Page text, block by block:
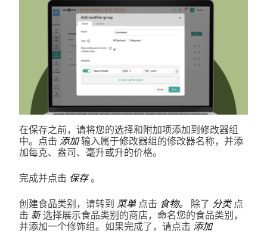
在保存之前，请将您的选择和附加项添加到修改器组
中。点击 添加输入属于修改器组的修改器名称，并添
加每克、盎司、毫升或升的价格。
完成并点击 保存。
创建食品类别，请转到 菜单 点击 食物。 除了 分类点
击 新选择展示食品类别的商店，命名您的食品类别，
并添加一个修饰组。如果完成了，请点击 添加